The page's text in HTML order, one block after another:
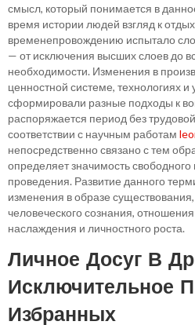
смысл, который понимается в
время истории людей взгляд к
временепровождению испытало
— от исключения высших слоев до
необходимости. Изменения в
ценностной системе, технологиях и
сформировали разные подходы к
распоряжается период без
соответствии с научным работам
непосредственно связано с тем
определяет значимость
проведения. Развитие данного
изменения в образе существования,
человеческого сознания,
наслаждения и личностного роста.
Личное Досуг В
Исключительное
Избранных